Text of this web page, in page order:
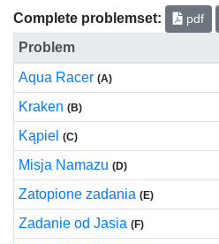
Complete problemset: pdf
Problem
Aqua Racer (A)
Kraken (B)
Kąpiel (C)
Misja Namazu (D)
Zatopione zadania (E)
Zadanie od Jasia (F)